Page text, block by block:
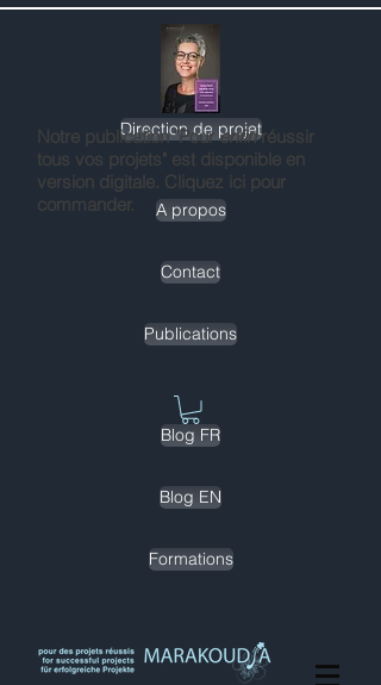
Direction de projet
A propos
Notre publication "Pourenfinréussir
tous vos projets" est disponible en
version digitale. Cliquez ici pour
commander.
Contact
Publications
Blog FR
Blog EN
Formations